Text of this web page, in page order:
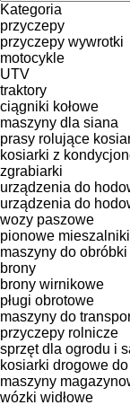
Kategoria
przyczepy
przyczepy wywrotki
motocykle
UTV
traktory
ciągniki kołowe
maszyny dla siana
prasy rolujące
kosiarki z
zgrabiarki
urządzenia do
urządzenia do
wozy paszowe
pionowe
maszyny do
brony
brony wirnikowe
pługi obrotowe
maszyny do
przyczepy rolnicze
sprzęt dla ogrodu i
kosiarki drogowe
maszyny
wózki widłowe